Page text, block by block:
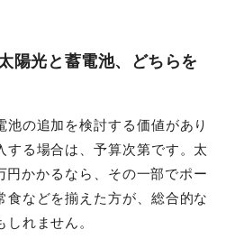
陽光と蓄電池、どちらを
池の追加を検討する価値があり
する場合は、予算次第です。太
円かかるなら、その一部でポー
食などを揃えた方が、総合的な
れません。